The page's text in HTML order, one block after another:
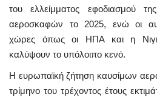
του ελλείμματος εφοδιασμού
αεροσκαφών το 2025, ενώ οι
χώρες όπως οι ΗΠΑ και η
καλύψουν το υπόλοιπο κενό.
Η ευρωπαϊκή ζήτηση καυσίμων
τρίμηνο του τρέχοντος έτους